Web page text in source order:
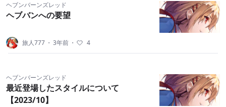
ヘブンバーンズレッド
ヘブバンへの要望
旅人777 ・ 3年前 ・ 4
ヘブンバーンズレッド
最近登場したスタイルについて
【2023/10】